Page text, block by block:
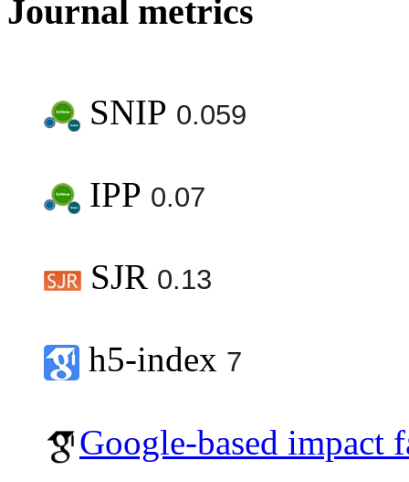
Journal metrics
SNIP 0.059
IPP 0.07
SJR 0.13
h5-index 7
Google-based impact